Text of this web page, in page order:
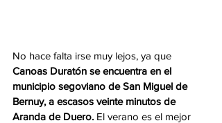
No hace falta irse muy lejos, ya que
Canoas Duratón se encuentra en el
municipio segoviano de San Miguel de
Bernuy, a escasos veinte minutos de
Aranda de Duero. El verano es el mejor